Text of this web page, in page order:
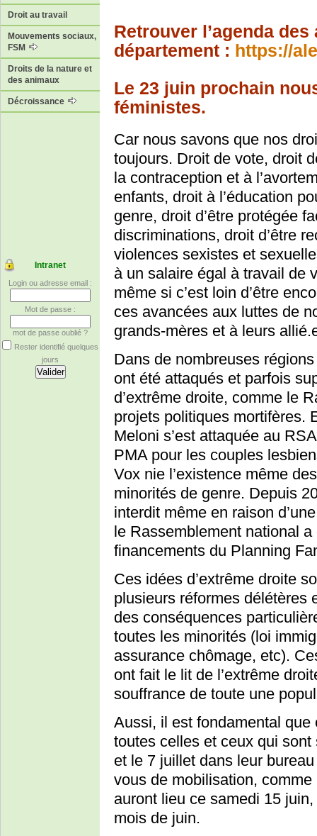
Droit au travail
Mouvements sociaux,
FSM
Droits de la nature et
des animaux
Décroissance
Intranet
Login ou adresse email :
Mot de passe :
mot de passe oublié ?
Rester identifié quelques
jours
Retrouver l’agenda
département : https://
Le 23 juin prochain
féministes.
Car nous savons que nos
toujours. Droit de vote, droit
la contraception et à
enfants, droit à l’éducation
genre, droit d’être protégée
discriminations, droit d’être
violences sexistes et
à un salaire égal à travail de
même si c’est loin d’être
ces avancées aux luttes de
grands-mères et à leurs
Dans de nombreuses
ont été attaqués et parfois
d’extrême droite, comme le
projets politiques mortifères.
Meloni s’est attaquée au
PMA pour les couples
Vox nie l’existence même
minorités de genre. Depuis
interdit même en raison
le Rassemblement national
financements du Planning
Ces idées d’extrême droite
plusieurs réformes délétères
des conséquences
toutes les minorités (loi
assurance chômage, etc).
ont fait le lit de l’extrême
souffrance de toute une
Aussi, il est fondamental
toutes celles et ceux qui
et le 7 juillet dans leur
vous de mobilisation,
auront lieu ce samedi 15
mois de juin.